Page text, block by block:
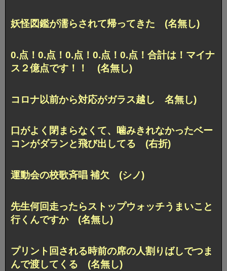
妖怪図鑑が濡らされて帰ってきた (名無し)
0.点！0.点！0.点！0.点！0.点！合計は！マイナ
ス２億点です！！ (名無し)
コロナ以前から対応がガラス越し 名無し)
口がよく閉まらなくて、噛みきれなかったベー
コンがダランと飛び出してる (右折)
運動会の校歌斉唱 補欠 (シノ)
先生何回走ったらストップウォッチうまいこと
行くんですか (名無し)
プリント回される時前の席の人割りばしでつま
んで渡してくる (名無し)